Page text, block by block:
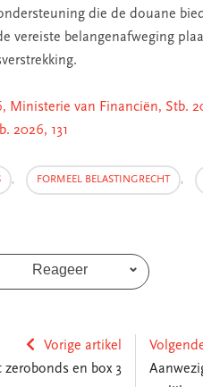
die de douane
vereiste belangenafweging
Ministerie van Financiën, Stb.
2026, 131
, FORMEEL BELASTINGRECHT ,
Reageer
Vorige artikel
en box 3